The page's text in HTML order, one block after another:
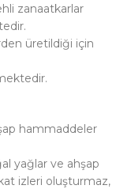
zanaatkarlar
üretildiği için
hammaddeler
yağlar ve ahşap
izleri oluşturmaz,